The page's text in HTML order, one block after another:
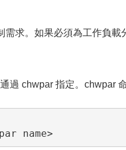
需求。如果必須為工作負載
過 chwpar 指定。chwpar